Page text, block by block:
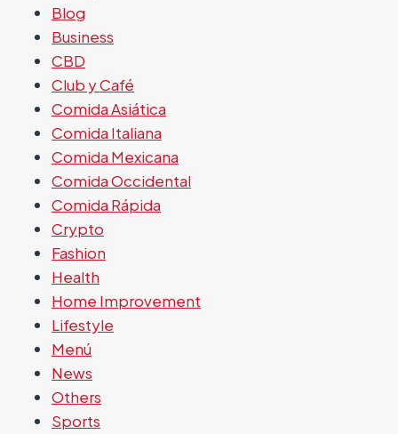
Blog
Business
CBD
Club y Café
Comida Asiática
Comida Italiana
Comida Mexicana
Comida Occidental
Comida Rápida
Crypto
Fashion
Health
Home Improvement
Lifestyle
Menú
News
Others
Sports